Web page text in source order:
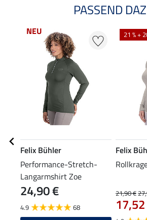
PASSEND
NEU
Felix Bühler
Performance-Stretch-
Langarmshirt Zoe
24,90 €
4.9 68
21 % +
Felix
21,90 €